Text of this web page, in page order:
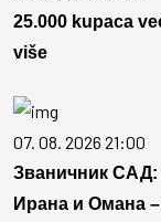
25.000 kupaca
više
07. 08. 2026 21:00
Званичник САД:
Ирана и Омана